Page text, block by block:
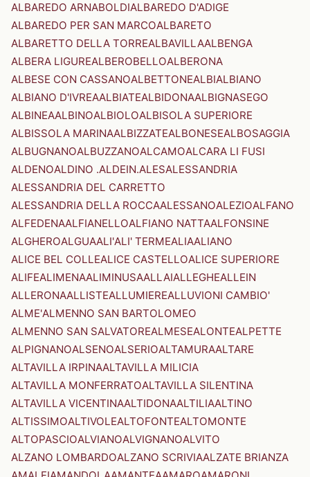
ALBAREDO ARNABOLDIALBAREDO D'ADIGE
ALBAREDO PER SAN MARCOALBARETO
ALBARETTO DELLA TORREALBAVILLAALBENGA
ALBERA LIGUREALBEROBELLOALBERONA
ALBESE CON CASSANOALBETTONEALBIALBIANO
ALBIANO D'IVREAALBIATEALBIDONAALBIGNASEGO
ALBINEAALBINOALBIOLOALBISOLA SUPERIORE
ALBISSOLA MARINAALBIZZATEALBONESEALBOSAGGIA
ALBUGNANOALBUZZANOALCAMOALCARA LI FUSI
ALDENOALDINO .ALDEIN.ALESALESSANDRIA
ALESSANDRIA DEL CARRETTO
ALESSANDRIA DELLA ROCCAALESSANOALEZIOALFANO
ALFEDENAALFIANELLOALFIANO NATTAALFONSINE
ALGHEROALGUAALI'ALI' TERMEALIAALIANO
ALICE BEL COLLEALICE CASTELLOALICE SUPERIORE
ALIFEALIMENAALIMINUSAALLAIALLEGHEALLEIN
ALLERONAALLISTEALLUMIEREALLUVIONI CAMBIO'
ALME'ALMENNO SAN BARTOLOMEO
ALMENNO SAN SALVATOREALMESEALONTEALPETTE
ALPIGNANOALSENOALSERIOALTAMURAALTARE
ALTAVILLA IRPINAALTAVILLA MILICIA
ALTAVILLA MONFERRATOALTAVILLA SILENTINA
ALTAVILLA VICENTINAALTIDONAALTILIAALTINO
ALTISSIMOALTIVOLEALTOFONTEALTOMONTE
ALTOPASCIOALVIANOALVIGNANOALVITO
ALZANO LOMBARDOALZANO SCRIVIAALZATE BRIANZA